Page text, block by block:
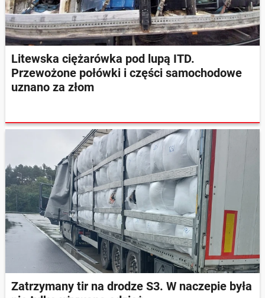
Litewska ciężarówka pod lupą ITD.
Przewożone połówki i części samochodowe
uznano za złom
Zatrzymany tir na drodze S3. W naczepie była